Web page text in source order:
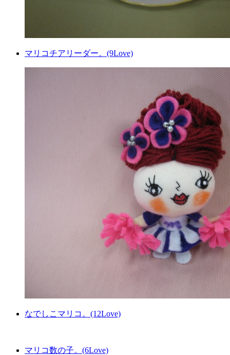
マリコチアリーダー。(9Love)
なでしこマリコ。(12Love)
マリコ数の子。(6Love)